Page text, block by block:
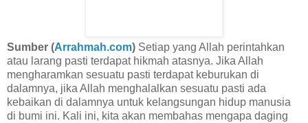
Sumber (Arrahmah.com) Setiap yang Allah perintahkan
atau larang pasti terdapat hikmah atasnya. Jika Allah
mengharamkan sesuatu pasti terdapat keburukan di
dalamnya, jika Allah menghalalkan sesuatu pasti ada
kebaikan di dalamnya untuk kelangsungan hidup manusia
di bumi ini. Kali ini, kita akan membahas mengapa daging